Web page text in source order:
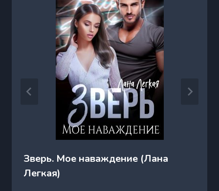
Зверь. Мое наваждение (Лана
Легкая)